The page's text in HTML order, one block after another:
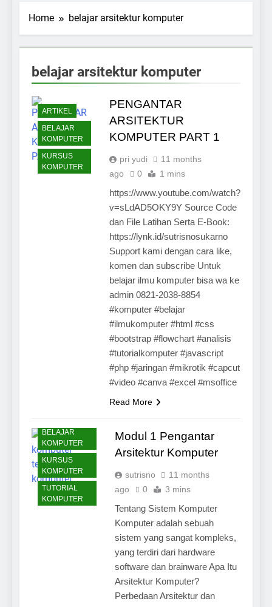
Home belajar arsitektur komputer
belajar arsitektur komputer
ARTIKEL
BELAJAR
KOMPUTER
KURSUS
KOMPUTER
PENGANTAR
ARSITEKTUR
KOMPUTER PART 1
pri yudi
11 months
ago
0 1 mins
https://www.youtube.com/watch?
v=sLdAD5OKY9Y Source Code
dan File Latihan Serta E-Book:
https://lynk.id/sutrisnosukarno
Support kami dengan cara like,
komen dan subscribe Untuk
belajar ilmu komputer bisa wa ke
admin 0821-2038-8854
#komputer #belajar
#ilmukomputer #html #css
#bootstrap #flowchart #analisis
#tutorialkomputer #javascript
#php #jaringan #mikrotik #capcut
#video #canva #excel #msoffice
Read More
BELAJAR
KOMPUTER
KURSUS
KOMPUTER
TUTORIAL
KOMPUTER
Modul 1 Pengantar
Arsitektur Komputer
sutrisno
11 months
ago
0 3 mins
Tentang Sistem Komputer
Komputer adalah sebuah
sistem yang sangat kompleks,
yang terdiri dari hardware
software dan brainware Apa Itu
Arsitektur Komputer?
Perbedaan Arsitektur dan